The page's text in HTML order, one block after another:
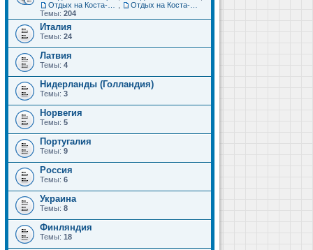
Темы: 204
Италия
Темы: 24
Латвия
Темы: 4
Нидерланды (Голландия)
Темы: 3
Норвегия
Темы: 5
Португалия
Темы: 9
Россия
Темы: 6
Украина
Темы: 8
Финляндия
Темы: 18